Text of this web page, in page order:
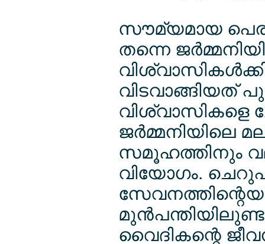
സൗമ്യമായ
തന്നെ
വിടവാങ്ങിയത്
വിശ്വാസികളെ
ജര്‍മ്മനിയിലെ
സമൂഹത്തിനും
വിയോഗം.
വൈദികന്റെ